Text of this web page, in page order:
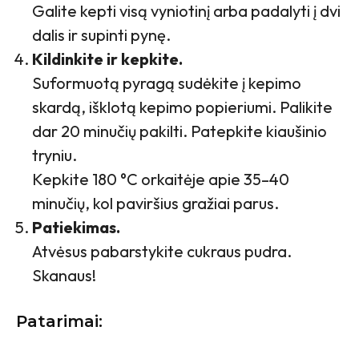
Galite kepti visą vyniotinį arba padalyti į dvi
dalis ir supinti pynę.
Kildinkite ir kepkite.
Suformuotą pyragą sudėkite į kepimo
skardą, išklotą kepimo popieriumi. Palikite
dar 20 minučių pakilti. Patepkite kiaušinio
tryniu.
Kepkite 180 °C orkaitėje apie 35–40
minučių, kol paviršius gražiai parus.
Patiekimas.
Atvėsus pabarstykite cukraus pudra.
Skanaus!
Patarimai: